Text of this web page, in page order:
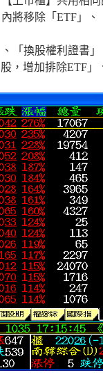
將移除「ETF」
「換股權利證書
，增加排除ETF